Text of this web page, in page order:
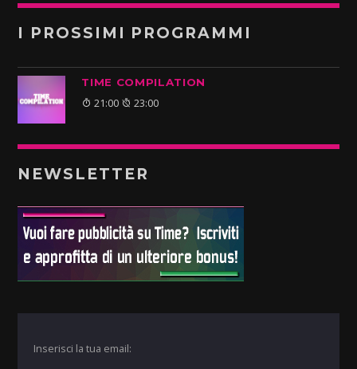
I PROSSIMI PROGRAMMI
TIME COMPILATION
21:00 23:00
NEWSLETTER
Inserisci la tua email: